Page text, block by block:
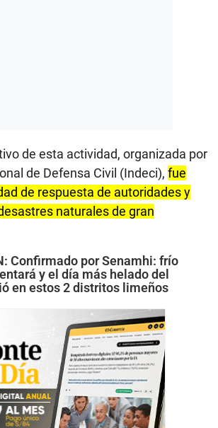
de esta actividad, organizada por
de Defensa Civil (Indeci), fue
de respuesta de autoridades y
naturales de gran
Confirmado por Senamhi: frío
y el día más helado del
en estos 2 distritos limeños